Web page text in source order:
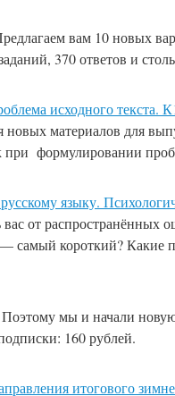
вам 10 новых
370 ответов и
исходного текста.
новых материалов для
формулировании
языку.
от
короткий? Какие
мы и начали
160 рублей.
итогового